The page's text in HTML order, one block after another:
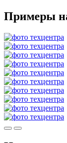
Примеры